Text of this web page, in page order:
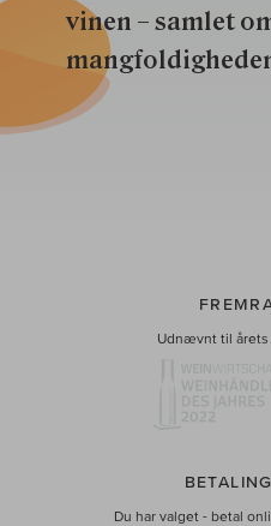
vinen – samlet
Udnævnt til årets
Du har valget - betal